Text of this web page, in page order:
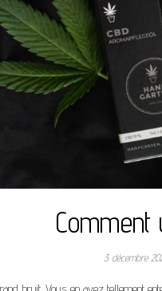
3 décembre